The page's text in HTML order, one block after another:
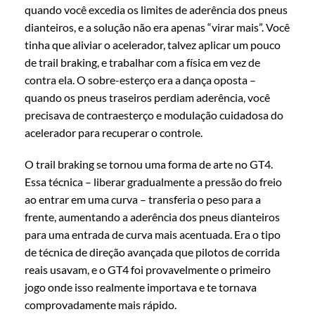
quando você excedia os limites de aderência dos pneus
dianteiros, e a solução não era apenas “virar mais”. Você
tinha que aliviar o acelerador, talvez aplicar um pouco
de trail braking, e trabalhar com a física em vez de
contra ela. O sobre-esterço era a dança oposta –
quando os pneus traseiros perdiam aderência, você
precisava de contraesterço e modulação cuidadosa do
acelerador para recuperar o controle.
O trail braking se tornou uma forma de arte no GT4.
Essa técnica – liberar gradualmente a pressão do freio
ao entrar em uma curva – transferia o peso para a
frente, aumentando a aderência dos pneus dianteiros
para uma entrada de curva mais acentuada. Era o tipo
de técnica de direção avançada que pilotos de corrida
reais usavam, e o GT4 foi provavelmente o primeiro
jogo onde isso realmente importava e te tornava
comprovadamente mais rápido.